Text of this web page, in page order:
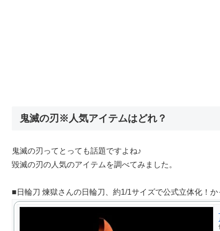
鬼滅の刃※人気アイテムはどれ？
鬼滅の刃ってとっても話題ですよね♪
毀滅の刃の人気のアイテムを調べてみました。
■日輪刀 煉獄さんの日輪刀、約1/1サイズで公式立体化！